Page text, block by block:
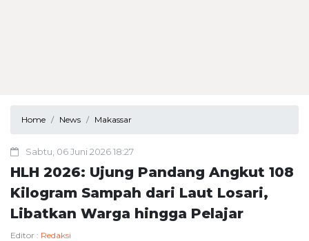
Home News Makassar
Sabtu, 06 Juni 2026 18:27
HLH 2026: Ujung Pandang Angkut 108
Kilogram Sampah dari Laut Losari,
Libatkan Warga hingga Pelajar
Editor : Redaksi